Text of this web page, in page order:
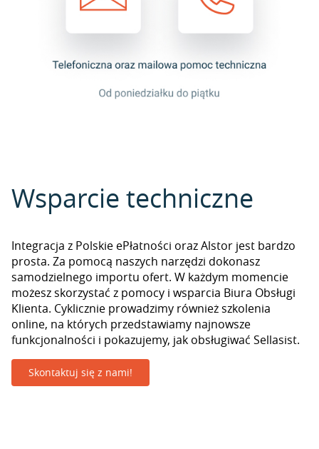
Wsparcie techniczne
Integracja z Polskie ePłatności oraz Alstor jest bardzo
prosta. Za pomocą naszych narzędzi dokonasz
samodzielnego importu ofert. W każdym momencie
możesz skorzystać z pomocy i wsparcia Biura Obsługi
Klienta. Cyklicznie prowadzimy również szkolenia
online, na których przedstawiamy najnowsze
funkcjonalności i pokazujemy, jak obsługiwać Sellasist.
Skontaktuj się z nami!